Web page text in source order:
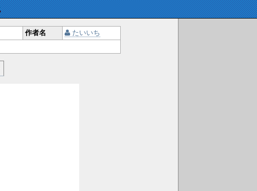
作者名
たいいち